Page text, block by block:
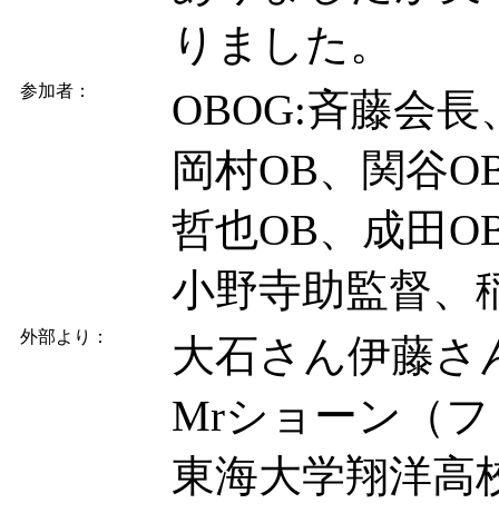
りました。
参加者：
OBOG:斉藤会長
岡村OB、関谷
哲也OB、成田
小野寺助監督、
外部より：
大石さん伊藤さ
Mrショーン（
東海大学翔洋高